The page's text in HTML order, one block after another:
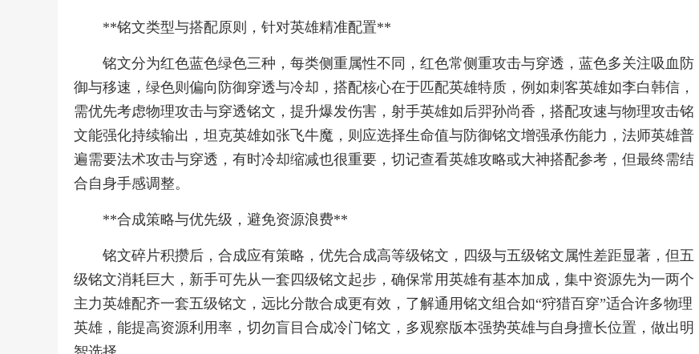
**铭文类型与搭配原则，针对英雄精准配置**
铭文分为红色蓝色绿色三种，每类侧重属性不同，红色常侧重攻击与穿透，蓝色多关注吸血防
御与移速，绿色则偏向防御穿透与冷却，搭配核心在于匹配英雄特质，例如刺客英雄如李白韩信，
需优先考虑物理攻击与穿透铭文，提升爆发伤害，射手英雄如后羿孙尚香，搭配攻速与物理攻击铭
文能强化持续输出，坦克英雄如张飞牛魔，则应选择生命值与防御铭文增强承伤能力，法师英雄普
遍需要法术攻击与穿透，有时冷却缩减也很重要，切记查看英雄攻略或大神搭配参考，但最终需结
合自身手感调整。
**合成策略与优先级，避免资源浪费**
铭文碎片积攒后，合成应有策略，优先合成高等级铭文，四级与五级铭文属性差距显著，但五
级铭文消耗巨大，新手可先从一套四级铭文起步，确保常用英雄有基本加成，集中资源先为一两个
主力英雄配齐一套五级铭文，远比分散合成更有效，了解通用铭文组合如“狩猎百穿”适合许多物理
英雄，能提高资源利用率，切勿盲目合成冷门铭文，多观察版本强势英雄与自身擅长位置，做出明